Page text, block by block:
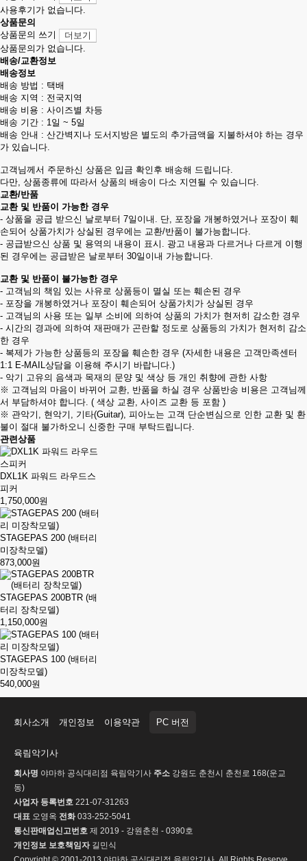
사용후기가 없습니다.
상품문의
상품문의 쓰기
더보기
상품문의가 없습니다.
배송/교환정보
배송정보
배송 방법 : 택배
배송 지역 : 전국지역
배송 비용 : 사이즈별 차등
배송 기간 : 1일 ~ 5일
배송 안내 : 산간벽지나 도서지방은 별도의 추가금액을 지불하셔야 하는 경우
가 있습니다.
고객님께서 주문하신 상품은 입금 확인후 배송해 드립니다.
다만, 상품종류에 따라서 상품의 배송이 다소 지연될 수 있습니다.
교환/반품
교환 및 반품이 가능한 경우
- 상품을 공급 받으신 날로부터 7일이내. 단, 포장을 개봉하였거나 포장이 훼
손되어 상품가치가 상실된 경우에는 교환/반품이 불가능합니다.
- 공급받으신 상품 및 용역의 내용이 표시. 광고 내용과 다르거나 다르게 이행
된 경우에는 공급받은 날로부터 30일이내 가능합니다.
교환 및 반품이 불가능한 경우
- 고객님의 책임 있는 사유로 상품등이 멸실 또는 훼손된 경우
- 포장을 개봉하였거나 포장이 훼손되어 상품가치가 상실된 경우
- 고객님의 사용 또는 일부 소비에 의하여 상품의 가치가 현저히 감소한 경우
- 시간의 경과에 의하여 재판매가 곤란할 정도로 상품등의 가치가 현저히 감소
한 경우
- 복제가 가능한 상품등의 포장을 훼손한 경우 (자세한 내용은 고객만족센터
1:1 E-MAIL상담을 이용해 주시기 바랍니다.)
- 악기 고유의 음색과 목재의 문양 및 색상 등 개인 취향에 관한 사항
※ 고객님의 마음이 바뀌어 교환, 반품을 하실 경우 상품반송 비용은 고객님께
서 부담하셔야 합니다. ( 색상 교환, 사이즈 교환 등 포함 )
※ 관악기, 현악기, 기타(Guitar), 피아노는 고객 단순변심으로 인한 교환 및 환
불이 절대 불가하오니 신중한 구매 부탁드립니다.
관련상품
DXL1K 파워드 라우드스
피커
1,750,000원
STAGEPAS 200 (배터리
미장착모델)
873,000원
STAGEPAS 200BTR (배
터리 장착모델)
1,150,000원
STAGEPAS 100 (배터리
미장착모델)
540,000원
회사소개 개인정보 이용약관 PC 버전
육림악기사
회사명 야마하 공식대리점 육림악기사 주소 강원도 춘천시 춘천로 168(운교
동)
사업자 등록번호 221-07-31263
대표 오영옥 전화033-252-5041
통신판매업신고번호 제 2019 - 강원춘천 - 0390호
개인정보 보호책임자길민식